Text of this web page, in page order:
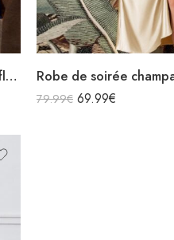
Robe de soirée bleu nuit en satin fluide col bénitier bretelles longue fendue
79.99€ 69.99€